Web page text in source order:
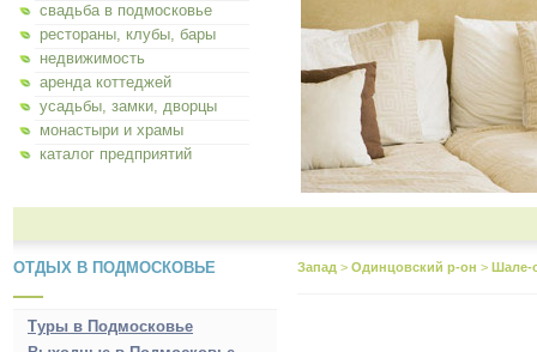
свадьба в подмосковье
рестораны, клубы, бары
недвижимость
аренда коттеджей
усадьбы, замки, дворцы
монастыри и храмы
каталог предприятий
ОТДЫХ В ПОДМОСКОВЬЕ
Туры в Подмосковье
Запад > Одинцовский р-он > Шале-